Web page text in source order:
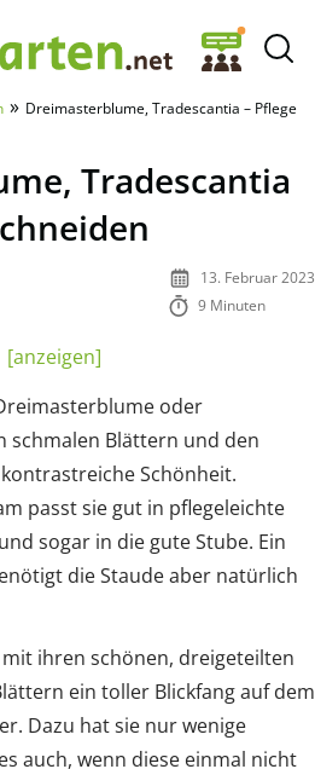
» Dreimasterblume, Tradescantia – Pflege
Tradescantia
13. Februar 2023
9 Minuten
[anzeigen]
oder
schmalen Blättern und den
Schönheit.
passt sie gut in pflegeleichte
sogar in die gute Stube. Ein
die Staude aber natürlich
ihren schönen, dreigeteilten
ein toller Blickfang auf dem
Dazu hat sie nur wenige
auch, wenn diese einmal nicht